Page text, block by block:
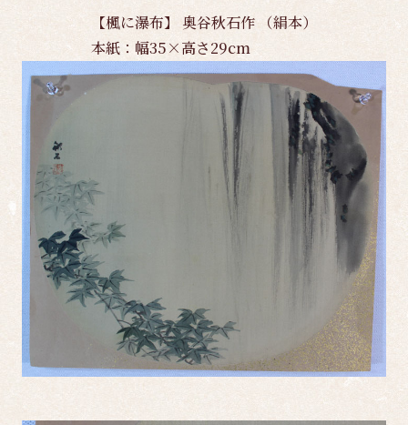
【楓に瀑布】 奥谷秋石作 （絹本）
本紙：幅35×高さ29cm